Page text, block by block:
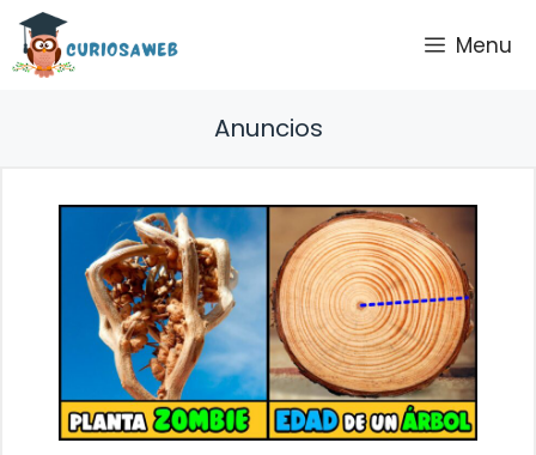
Saltar
contenido
Menu
Anuncios